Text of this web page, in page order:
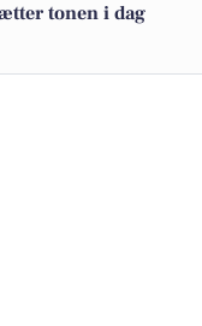
tonen i dag